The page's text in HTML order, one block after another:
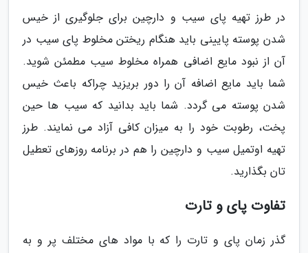
در طرز تهیه پای سیب و دارچین برای جلوگیری از خیس
شدن پوسته پایینی باید هنگام ریختن مخلوط پای سیب در
آن از نبود مایع اضافی همراه مخلوط سیب مطمئن شوید.
شما باید مایع اضافه آن را دور بریزید چراکه باعث خیس
شدن پوسته می گردد. شما باید بدانید که سیب ها حین
پخت، رطوبت خود را به میزان کافی آزاد می نمایند. طرز
تهیه اوتمیل سیب و دارچین را هم در برنامه روزهای تعطیل
تان بگذارید.
تفاوت پای و تارت
گذر زمان پای و تارت را که با مواد های مختلف پر و به